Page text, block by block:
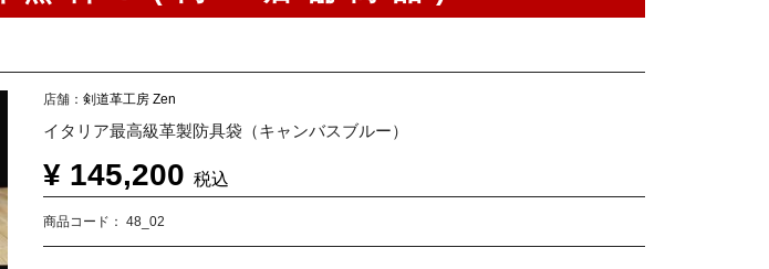
店舗： 剣道革工房 Zen
イタリア最高級革製防具袋（キャンバスブルー）
¥ 145,200 税込
商品コード： 48_02